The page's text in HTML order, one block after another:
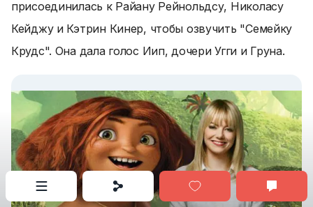
присоединилась к Райану Рейнольдсу, Николасу
Кейджу и Кэтрин Кинер, чтобы озвучить "Семейку
Крудс". Она дала голос Иип, дочери Угги и Груна.